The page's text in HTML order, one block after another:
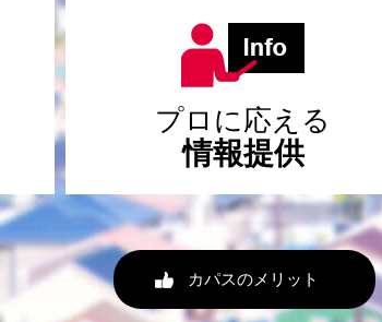
プロに応える
情報提供
カパスのメリット